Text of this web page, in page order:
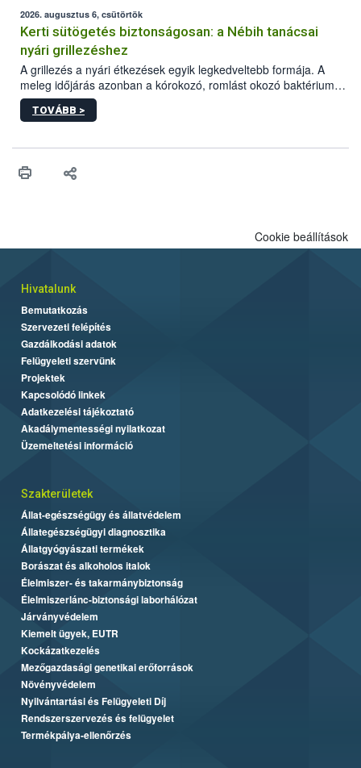
érésű szőlőkben is legyen lehetőség a károsító elleni további
védekezésre. Az Oroganic készítmény kis kiszerelésben kiskerti
felhasználók számára is elérhető és ökológiai termesztésben is
engedélyezett.
2026. augusztus 6, csütörtök
Kerti sütögetés biztonságosan: a Nébih tanácsai
nyári grillezéshez
A grillezés a nyári étkezések egyik legkedveltebb formája. A
meleg időjárás azonban a kórokozó, romlást okozó baktériumok
gyorsabb szaporodásának is kedvez. A szabadtéri sütögetés
ezért nem csupán a megfelelő sütési technikáról szól: legalább
higiéniai szabályok betartása, a megfelelő hőkezelés, valamint a
biztonsági Hivatal (Nébih) Oktatási Programja összegyűjtötte a
TOVÁBB >
Cookie beállítások
Hivatalunk
Bemutatkozás
Szervezeti felépítés
Gazdálkodási adatok
Felügyeleti szervünk
Projektek
Kapcsolódó linkek
Adatkezelési tájékoztató
Akadálymentességi nyilatkozat
Üzemeltetési információ
Szakterületek
Állat-egészségügy és állatvédelem
Állategészségügyi diagnosztika
Állatgyógyászati termékek
Borászat és alkoholos italok
Élelmiszer- és takarmánybiztonság
Élelmiszerlánc-biztonsági laborhálózat
Járványvédelem
Kiemelt ügyek, EUTR
Kockázatkezelés
Mezőgazdasági genetikai erőforrások
Növényvédelem
Nyilvántartási és Felügyeleti Díj
Rendszerszervezés és felügyelet
Termékpálya-ellenőrzés